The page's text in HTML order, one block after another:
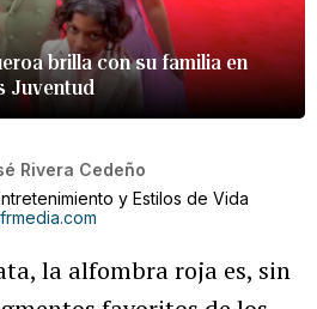
brilla con su familia en
Juventud
Rivera Cedeño
y Estilos de Vida
la alfombra roja es, sin